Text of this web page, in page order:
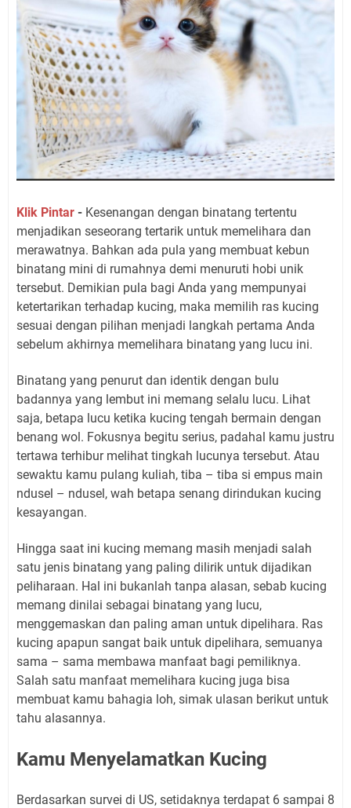
Klik Pintar - Kesenangan dengan binatang tertentu
menjadikan seseorang tertarik untuk memelihara dan
merawatnya. Bahkan ada pula yang membuat kebun
binatang mini di rumahnya demi menuruti hobi unik
tersebut. Demikian pula bagi Anda yang mempunyai
ketertarikan terhadap kucing, maka memilih ras kucing
sesuai dengan pilihan menjadi langkah pertama Anda
sebelum akhirnya memelihara binatang yang lucu ini.
Binatang yang penurut dan identik dengan bulu
badannya yang lembut ini memang selalu lucu. Lihat
saja, betapa lucu ketika kucing tengah bermain dengan
benang wol. Fokusnya begitu serius, padahal kamu justru
tertawa terhibur melihat tingkah lucunya tersebut. Atau
sewaktu kamu pulang kuliah, tiba – tiba si empus main
ndusel – ndusel, wah betapa senang dirindukan kucing
kesayangan.
Hingga saat ini kucing memang masih menjadi salah
satu jenis binatang yang paling dilirik untuk dijadikan
peliharaan. Hal ini bukanlah tanpa alasan, sebab kucing
memang dinilai sebagai binatang yang lucu,
menggemaskan dan paling aman untuk dipelihara. Ras
kucing apapun sangat baik untuk dipelihara, semuanya
sama – sama membawa manfaat bagi pemiliknya.
Salah satu manfaat memelihara kucing juga bisa
membuat kamu bahagia loh, simak ulasan berikut untuk
tahu alasannya.
Kamu Menyelamatkan Kucing
Berdasarkan survei di US, setidaknya terdapat 6 sampai 8